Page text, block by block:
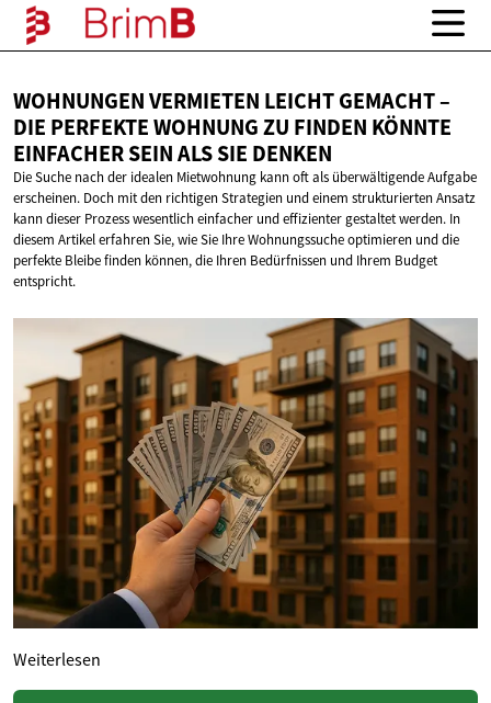
WOHNUNGEN VERMIETEN LEICHT GEMACHT –
DIE PERFEKTE WOHNUNG ZU FINDEN KÖNNTE
EINFACHER SEIN ALSSIE DENKEN
Die Suche nach der idealen Mietwohnung kann oft als überwältigende Aufgabe
erscheinen. Doch mit den richtigen Strategien und einem strukturierten Ansatz
kann dieser Prozess wesentlich einfacher und effizienter gestaltet werden. In
diesem Artikel erfahren Sie, wie Sie Ihre Wohnungssuche optimieren und die
perfekte Bleibe finden können, die Ihren Bedürfnissen und Ihrem Budget
entspricht.
Weiterlesen